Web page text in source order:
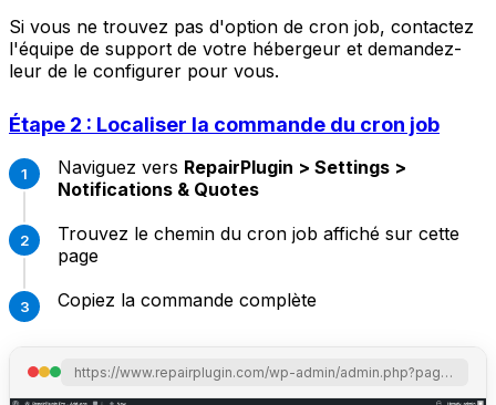
Si vous ne trouvez pas d'option de cron job, contactez
l'équipe de support de votre hébergeur et demandez-
leur de le configurer pour vous.
Étape 2 : Localiser la commande du cron job
Naviguez vers RepairPlugin > Settings >
Notifications & Quotes
Trouvez le chemin du cron job affiché sur cette
page
Copiez la commande complète
https://www.repairplugin.com/wp-admin/admin.php?page=wp_repair_settings&section=notification_offer